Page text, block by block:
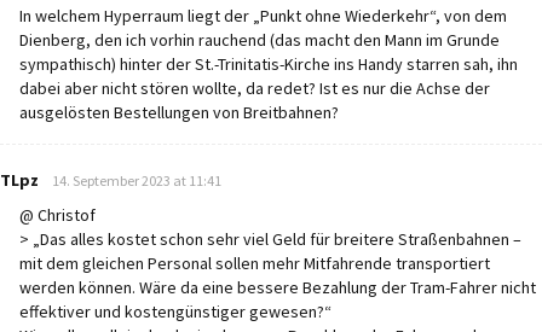
In welchem Hyperraum liegt der „Punkt ohne Wiederkehr“, von dem
Dienberg, den ich vorhin rauchend (das macht den Mann im Grunde
sympathisch) hinter der St.-Trinitatis-Kirche ins Handy starren sah, ihn
dabei aber nicht stören wollte, da redet? Ist es nur die Achse der
ausgelösten Bestellungen von Breitbahnen?
TLpz says:
14. September 2023 at 11:41
@ Christof
> „Das alles kostet schon sehr viel Geld für breitere Straßenbahnen –
mit dem gleichen Personal sollen mehr Mitfahrende transportiert
werden können. Wäre da eine bessere Bezahlung der Tram-Fahrer nicht
effektiver und kostengünstiger gewesen?“